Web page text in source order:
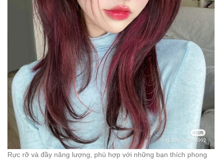
Rực rỡ và đầy năng lượng, phù hợp với những bạn thích phong